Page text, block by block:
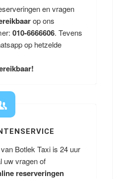
en vragen
op ons
010-6666606. Tevens
op hetzelde
Botlek Taxi is 24 uur
uw vragen of
reserveringen